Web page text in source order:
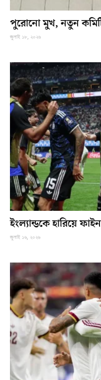
পুরোনো মুখ, নতুন
জুলাই ১৮, ২০২৬
ইংল্যান্ডকে হারিয়ে
জুলাই ১৬, ২০২৬